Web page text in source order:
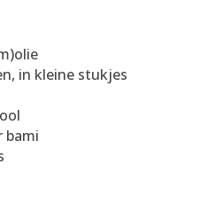
in kleine stukjes
bami